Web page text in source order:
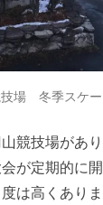
技場 冬季スケ
競技場があ
が定期的に
は高くあり